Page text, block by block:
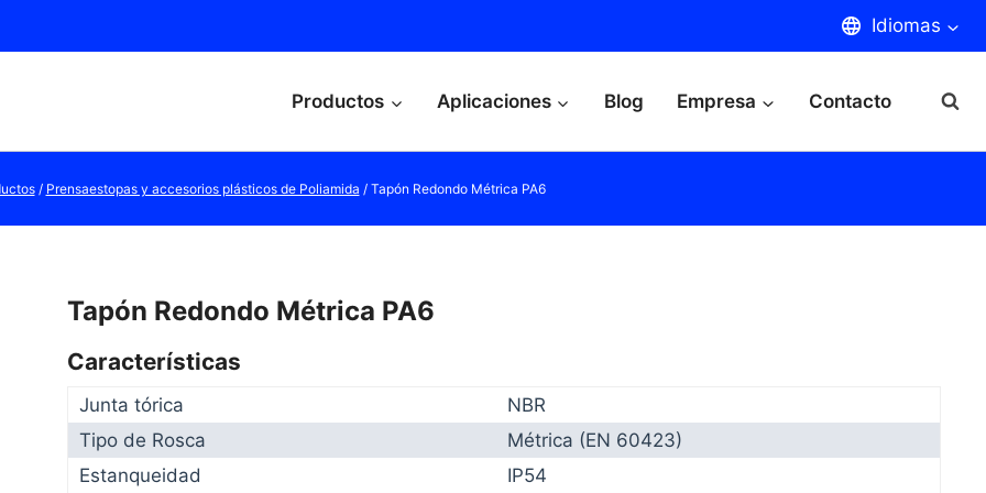
Idiomas
Productos Aplicaciones Blog Empresa Contacto
/ Prensaestopas y accesorios plásticos de Poliamida / Tapón Redondo Métrica PA6
Tapón Redondo Métrica PA6
Características
Junta tórica
NBR
Tipo de Rosca
Métrica (EN 60423)
Estanqueidad
IP54